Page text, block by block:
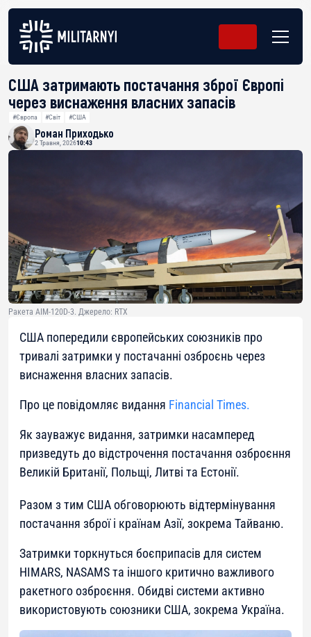
США затримають постачання зброї Європі
через виснаження власних запасів
#Європа #Світ #США
Роман Приходько
2 Травня, 202610:43
Ракета AIM-120D-3. Джерело: RTX
США попередили європейських союзників про
тривалі затримки у постачанні озброєнь через
виснаження власних запасів.
Про це повідомляє видання Financial Times.
Як зауважує видання, затримки насамперед
призведуть до відстрочення постачання озброєння
Великій Британії, Польщі, Литві та Естонії.
Разом з тим США обговорюють відтермінування
постачання зброї і країнам Азії, зокрема Тайваню.
Затримки торкнуться боєприпасів для систем
HIMARS, NASAMS та іншого критично важливого
ракетного озброєння. Обидві системи активно
використовують союзники США, зокрема Україна.